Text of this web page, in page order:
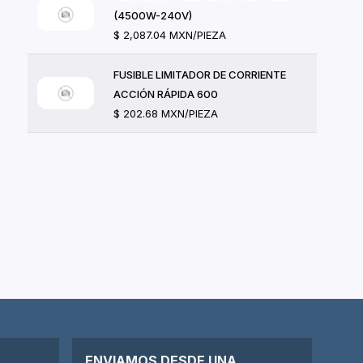
(4500W-240V)
$ 2,087.04 MXN/PIEZA
FUSIBLE LIMITADOR DE CORRIENTE
ACCIÓN RÁPIDA 600
$ 202.68 MXN/PIEZA